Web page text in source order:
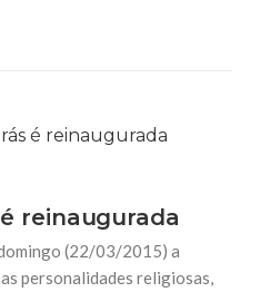
reinaugurada
(22/03/2015) a
personalidades religiosas,